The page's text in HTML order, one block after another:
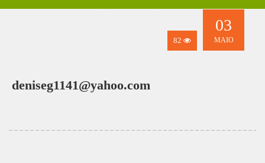
82
03
MAIO
deniseg1141@yahoo.com